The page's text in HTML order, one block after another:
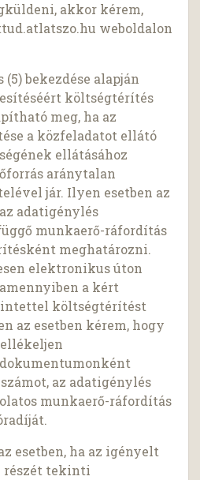
akkor kérem,
weboldalon
(5) bekezdése alapján
költségtérítés
meg, ha az
a közfeladatot ellátó
ellátásához
aránytalan
jár. Ilyen esetben az
adatigénylés
munkaerő-ráfordítás
meghatározni.
elektronikus úton
a kért
költségtérítést
az esetben kérem, hogy
az adatigénylés
munkaerő-ráfordítás
esetben, ha az igényelt
részét tekinti